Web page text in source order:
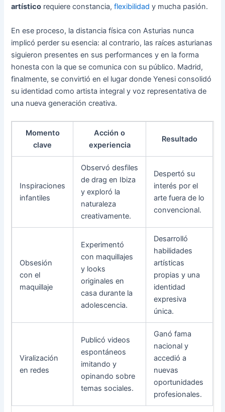
artístico requiere constancia,flexibilidad y mucha pasión.
En ese proceso, la distancia física con Asturias nunca
implicó perder su esencia: al contrario, las raíces asturianas
siguieron presentes en sus performances y en la forma
honesta con la que se comunica con su público. Madrid,
finalmente, se convirtió en el lugar donde Yenesi consolidó
su identidad como artista integral y voz representativa de
una nueva generación creativa.
Momento
clave
Acción o
experiencia
Resultado
Inspiraciones
infantiles
Observó desfiles
de drag en Ibiza
y exploró la
naturaleza
creativamente.
Despertó su
interés por el
arte fuera de lo
convencional.
Obsesión
con el
maquillaje
Experimentó
con maquillajes
y looks
originales en
casa durante la
adolescencia.
Desarrolló
habilidades
artísticas
propias y una
identidad
expresiva
única.
Viralización
en redes
Publicó videos
espontáneos
imitando y
opinando sobre
temas sociales.
Ganó fama
nacional y
accedió a
nuevas
oportunidades
profesionales.